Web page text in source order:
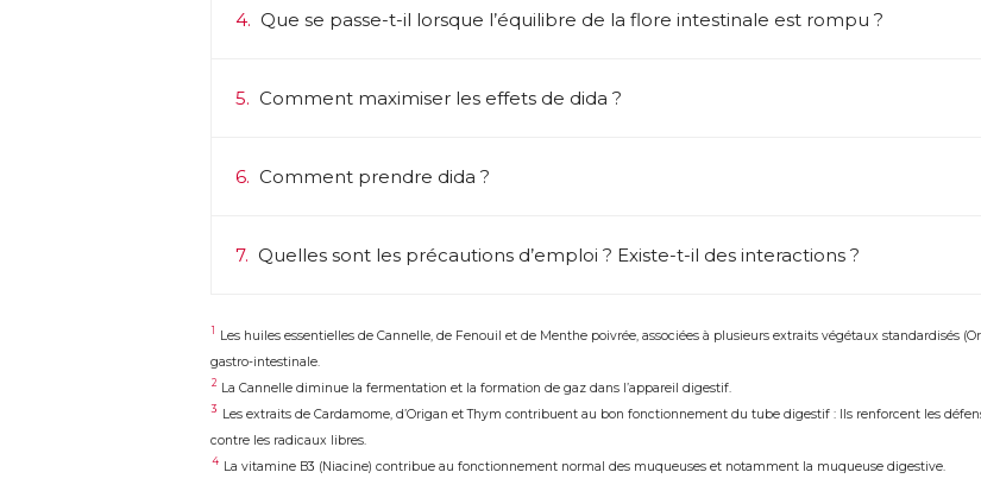
4. Que se passe-t-il lorsque l’équilibre de la flore intestinale est rompu ?
5. Comment maximiser les effets de dida ?
6. Comment prendre dida ?
7. Quelles sont les précautions d’emploi ? Existe-t-il des interactions ?
1 Les huiles essentielles de Cannelle, de Fenouil et de Menthe poivrée, associées à plusieurs extraits végétaux standardisés
gastro-intestinale.
2 La Cannelle diminue la fermentation et la formation de gaz dans l’appareil digestif.
3 Les extraits de Cardamome, d’Origan et Thym contribuent au bon fonctionnement du tube digestif : Ils renforcent les
contre les radicaux libres.
4 La vitamine B3 (Niacine) contribue au fonctionnement normal des muqueuses et notamment la muqueuse digestive.